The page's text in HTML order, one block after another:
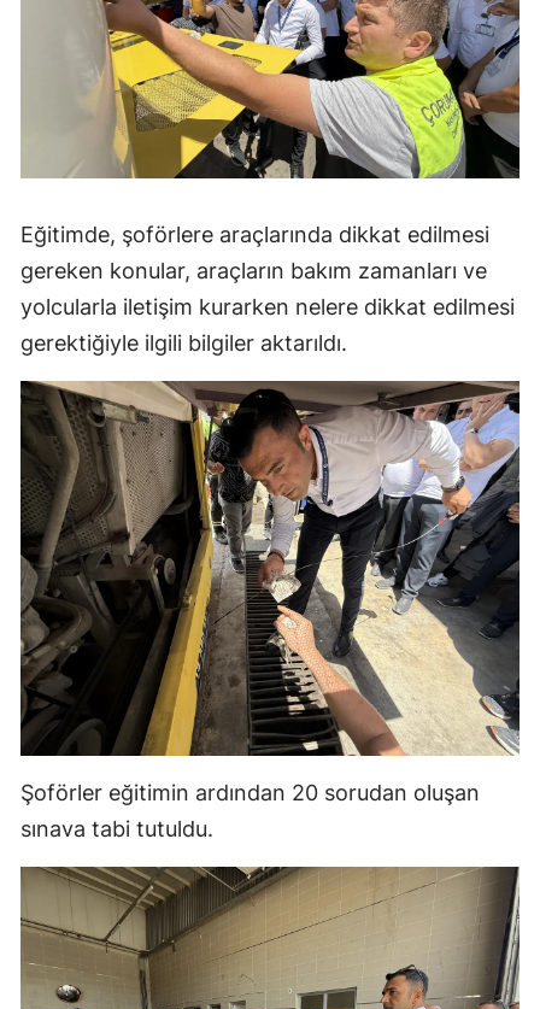
Malatya
Manisa
Kahramanmaraş
Mardin
Muğla
Muş
Niğde
Ordu
Rize
Sakarya
Samsun
Siirt
Sinop
Sivas
Trabzon
Şanlıurfa
Eğitimde, şoförlere araçlarında dikkat edilmesi
gereken konular, araçların bakım zamanları ve
yolcularla iletişim kurarken nelere dikkat edilmesi
gerektiğiyle ilgili bilgiler aktarıldı.
Şoförler eğitimin ardından 20 sorudan oluşan
sınava tabi tutuldu.